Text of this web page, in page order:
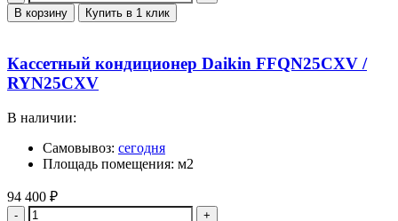
В корзину Купить в 1 клик
Кассетный кондиционер Daikin FFQN25CXV /
RYN25CXV
В наличии:
Самовывоз: сегодня
Площадь помещения: м2
94 400 ₽
Количество